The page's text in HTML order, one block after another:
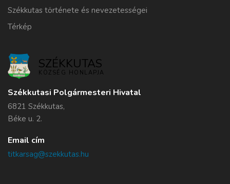
Székkutas története és nevezetességei
Térkép
SZÉKKUTAS
KÖZSÉG HONLAPJA
Székkutasi Polgármesteri Hivatal
6821 Székkutas,
Béke u. 2.
Email cím
titkarsag@szekkutas.hu